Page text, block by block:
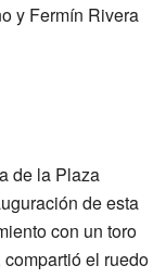
y Fermín Rivera
de la Plaza
de esta
con un toro
el ruedo